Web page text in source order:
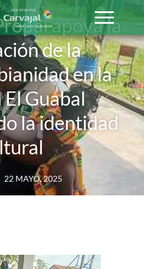
apoya la
de la
en la
El Guabal
la identidad
22 MAYO, 2025